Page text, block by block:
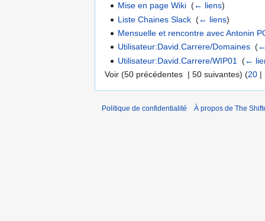
Mise en page Wiki ‎(← liens)
Liste Chaines Slack ‎(← liens)
Mensuelle et rencontre avec Antonin
Utilisateur:David.Carrere/Domaines ‎(
Utilisateur:David.Carrere/WIP01
‎(←
Voir (50 précédentes | 50 suivantes) (20 |
Politique de confidentialité À propos de The